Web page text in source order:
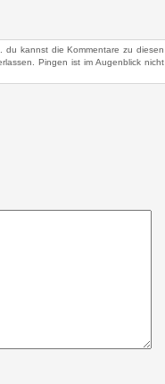
du kannst die Kommentare zu diesen
Pingen ist im Augenblick nicht